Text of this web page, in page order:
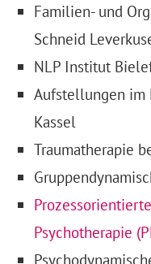
Familien- und
Schneid
NLP Institut
Aufstellungen im
Kassel
Traumatherapie
Psychotherapie